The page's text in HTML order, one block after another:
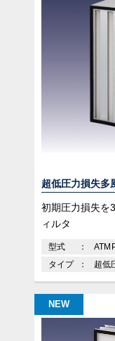
超低圧力損失多
初期圧力損失を
ィルタ
型式
タイプ
超低
NEW